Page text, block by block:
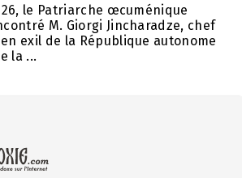
le Patriarche œcuménique
M. Giorgi Jincharadze, chef
exil de la République autonome
la ...